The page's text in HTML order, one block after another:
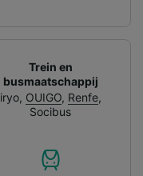
Trein en
busmaatschappij
iryo, OUIGO, Renfe,
Socibus